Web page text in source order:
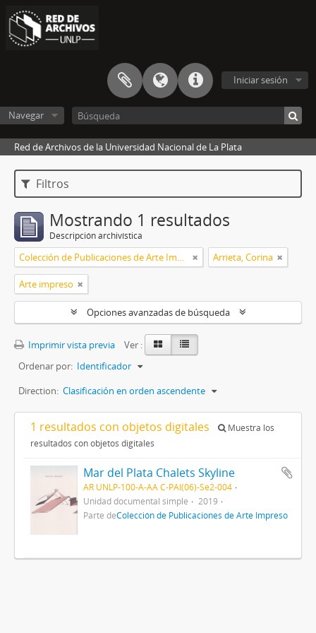
Iniciar sesión
Navegar
Red de Archivos de la Universidad Nacional de La Plata
Filtros
Mostrando 1 resultados
Descripción archivística
Colección de Publicaciones de Arte Impreso Arrieta, Corina
Arte impreso
Opciones avanzadas de búsqueda
Imprimir vista previa
Ver :
Ordenar por: Identificador
Direction: Clasificación en orden ascendente
1 resultados con objetos digitales
Muestra los
resultados con objetos digitales
Mar del Plata Chalets Skyline
AR UNLP-100-A-AA C-PAI(06)-Se2-004
Unidad documental simple
2019
Parte deColección de Publicaciones de Arte Impreso